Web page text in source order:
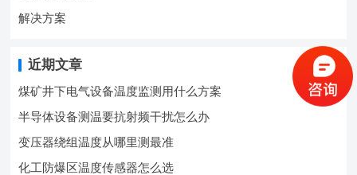
解决方案
近期文章
煤矿井下电气设备温度监测用什么方案
半导体设备测温要抗射频干扰怎么办
变压器绕组温度从哪里测最准
化工防爆区温度传感器怎么选